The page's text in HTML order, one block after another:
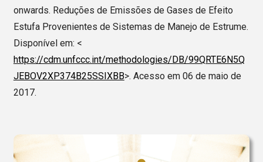
onwards. Reduções de Emissões de Gases de Efeito
Estufa Provenientes de Sistemas de Manejo de Estrume.
Disponível em: <
https://cdm.unfccc.int/methodologies/DB/99QRTE6N5Q
JEBOV2XP374B25SSIXBB>. Acesso em 06 de maio de
2017.